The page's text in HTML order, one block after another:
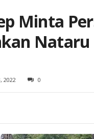
Minta
Nataru
2022 0